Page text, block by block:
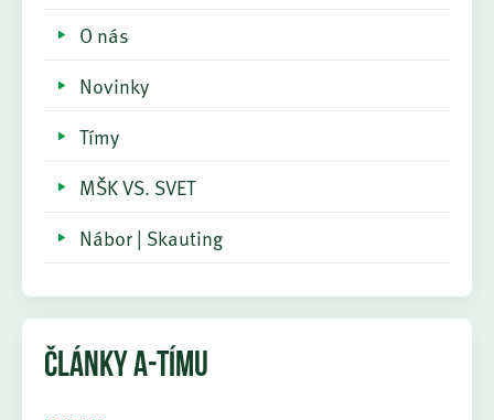
O nás
Novinky
Tímy
MŠK VS. SVET
Nábor | Skauting
ČLÁNKY A-TÍMU